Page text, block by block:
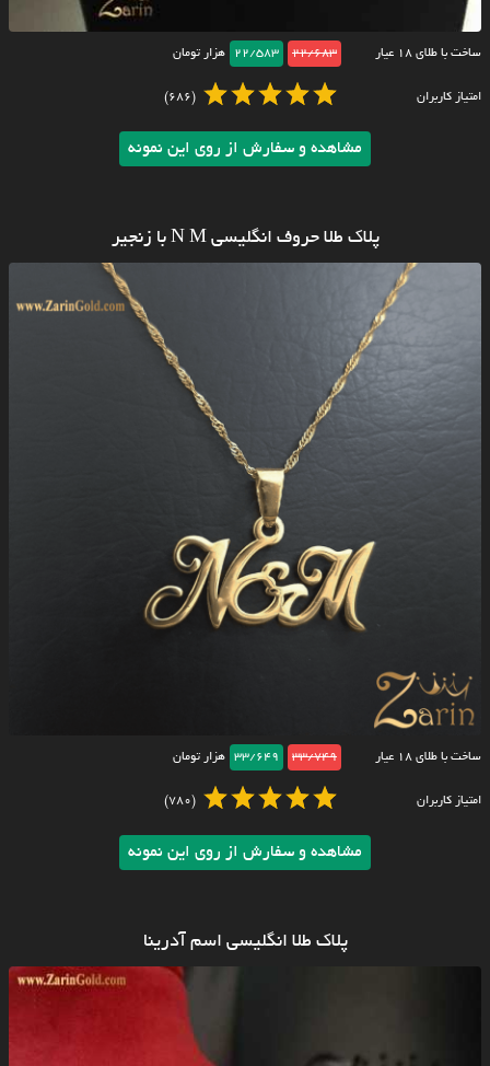
ساخت با طلای ۱۸ عیار 22/683
22/583 هزار تومان
امتیاز کاربران (686)
مشاهده و سفارش از روی این نمونه
پلاک طلا حروف انگلیسی N M با زنجیر
ساخت با طلای ۱۸ عیار 33/749
33/649 هزار تومان
امتیاز کاربران (780)
مشاهده و سفارش از روی این نمونه
پلاک طلا انگلیسی اسم آدرینا